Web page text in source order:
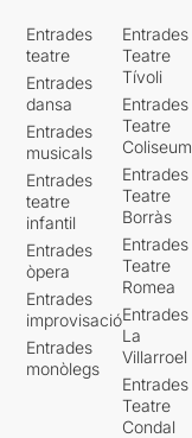
Entrades
teatre
Entrades
dansa
Entrades
musicals
Entrades
teatre
infantil
Entrades
òpera
Entrades
improvisació
Entrades
monòlegs
Entrades
Teatre
Tívoli
Entrades
Teatre
Coliseum
Entrades
Teatre
Borràs
Entrades
Teatre
Romea
Entrades
La
Villarroel
Entrades
Teatre
Condal